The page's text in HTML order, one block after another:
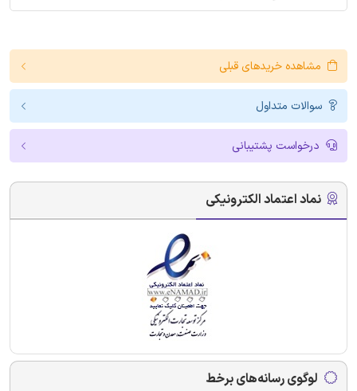
مشاهده خریدهای قبلی
سوالات متداول
درخواست پشتیبانی
نماد اعتماد الکترونیکی
لوگوی رسانه‌های برخط